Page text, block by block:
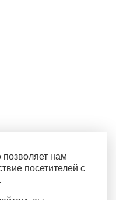
нам
посетителей с